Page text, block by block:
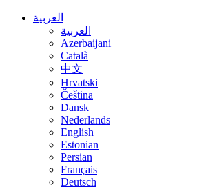
العربية
العربية
Azerbaijani
Català
中文
Hrvatski
Čeština
Dansk
Nederlands
English
Estonian
Persian
Français
Deutsch